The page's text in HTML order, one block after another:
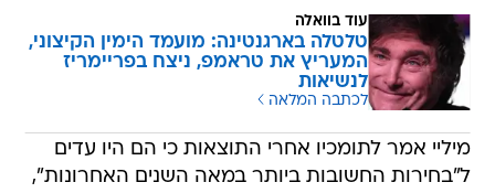
עוד בוואלה
טלטלה בארגנטינה: מועמד הימין הקיצוני,
המעריץ את טראמפ, ניצח בפריימריז
לנשיאות
לכתבה המלאה
מיליי אמר לתומכיו אחרי התוצאות כי הם היו עדים
ל"בחירות החשובות ביותר במאה השנים האחרונות",